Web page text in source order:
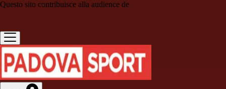
Questo sito contribuisce alla audience de